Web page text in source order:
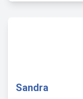
Sandra